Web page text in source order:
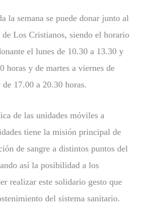
la semana se puede donar junto al
Los Cristianos, siendo el horario
el lunes de 10.30 a 13.30 y
horas y de martes a viernes de
17.00 a 20.30 horas.
de las unidades móviles a
tiene la misión principal de
de sangre a distintos puntos del
así la posibilidad a los
realizar este solidario gesto que
del sistema sanitario.